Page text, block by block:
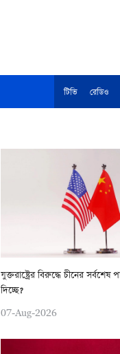
টিভি রেডিও
যুক্তরাষ্ট্রের বিরুদ্ধে চীনের সর্বশেষ
দিচ্ছে?
07-Aug-2026